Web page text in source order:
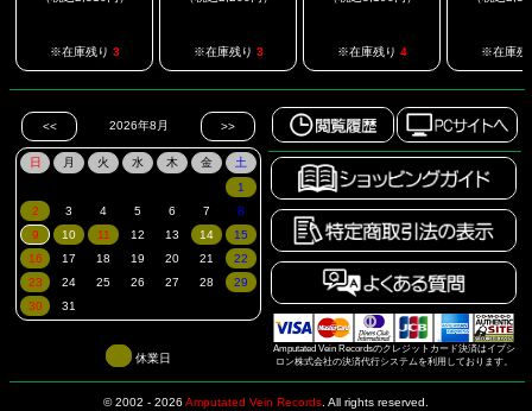
※在庫残り 3 ※在庫残り 3 ※在庫残り 4 ※在庫残
Amputated Vein Recordsのクレジットカード決済はイプシ
ロン株式会社の決済代行システムを利用しております。
休業日
© 2002 - 2026 Amputated Vein Records All rights reserved.